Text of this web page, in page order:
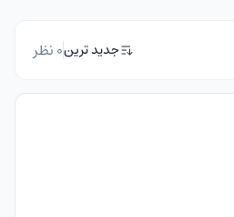
جدید ترین0 نظر